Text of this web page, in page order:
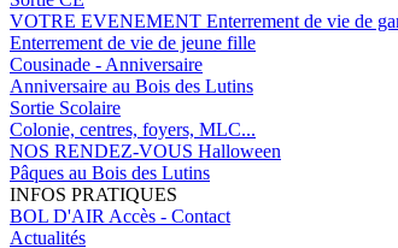
VOTRE EVENEMENT Enterrement de vie de
Enterrement de vie de jeune fille
Cousinade - Anniversaire
Anniversaire au Bois des Lutins
Sortie Scolaire
Colonie, centres, foyers, MLC...
NOS RENDEZ-VOUS Halloween
Pâques au Bois des Lutins
INFOS PRATIQUES
BOL D'AIR Accès - Contact
Actualités